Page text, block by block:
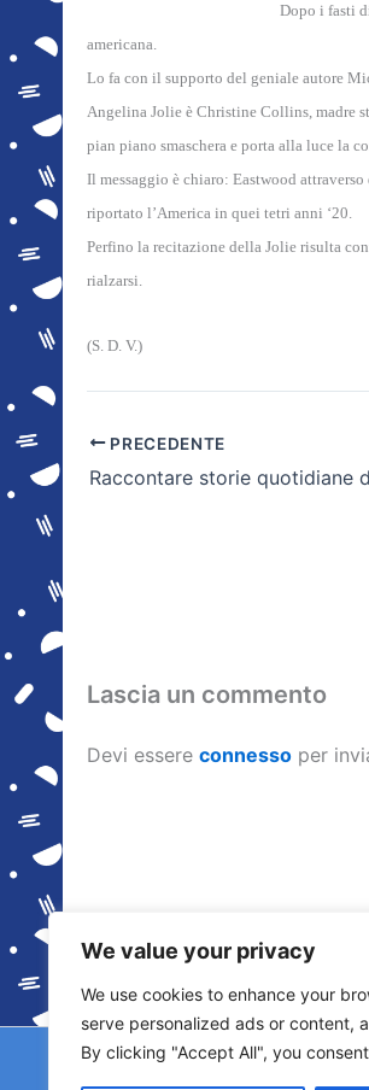
We value your privacy
We use cookies to enhance your
serve personalized ads or content,
By clicking "Accept All", you
Dopo i fasti
americana.
Lo fa con il supporto del geniale autore
Angelina Jolie è Christine Collins, madre
pian piano smaschera e porta alla luce la
Il messaggio è chiaro: Eastwood
riportato l’America in quei tetri anni ‘20.
Perfino la recitazione della Jolie risulta
rialzarsi.
(S. D. V.)
PRECEDENTE
Raccontare storie quotidiane
Lascia un commento
Devi essere connesso per
Copyright © 2026 © F2